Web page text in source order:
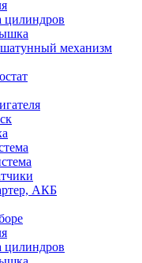
цилиндров
механизм
АКБ
цилиндров